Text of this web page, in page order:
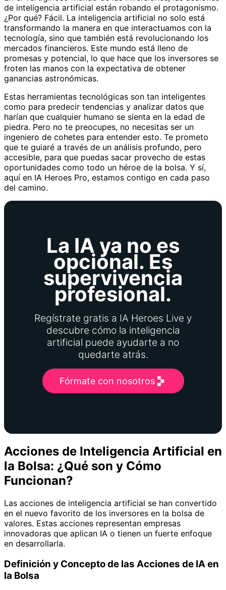
de inteligencia artificial están robando el protagonismo.
¿Por qué? Fácil. La inteligencia artificial no solo está
transformando la manera en que interactuamos con la
tecnología, sino que también está revolucionando los
mercados financieros. Este mundo está lleno de
promesas y potencial, lo que hace que los inversores se
froten las manos con la expectativa de obtener
ganancias astronómicas.
Estas herramientas tecnológicas son tan inteligentes
como para predecir tendencias y analizar datos que
harían que cualquier humano se sienta en la edad de
piedra. Pero no te preocupes, no necesitas ser un
ingeniero de cohetes para entender esto. Te prometo
que te guiaré a través de un análisis profundo, pero
accesible, para que puedas sacar provecho de estas
oportunidades como todo un héroe de la bolsa. Y sí,
aquí en IA Heroes Pro, estamos contigo en cada paso
del camino.
La IA ya no es
opcional. Es
supervivencia
profesional.
Regístrate gratis a IA Heroes Live y
descubre cómo la inteligencia
artificial puede ayudarte a no
quedarte atrás.
Fórmate con nosotros
Acciones de Inteligencia Artificial en
la Bolsa: ¿Qué son y Cómo
Funcionan?
Las acciones de inteligencia artificial se han convertido
en el nuevo favorito de los inversores en la bolsa de
valores. Estas acciones representan empresas
innovadoras que aplican IA o tienen un fuerte enfoque
en desarrollarla.
Definición y Concepto de las Acciones de IA en
la Bolsa